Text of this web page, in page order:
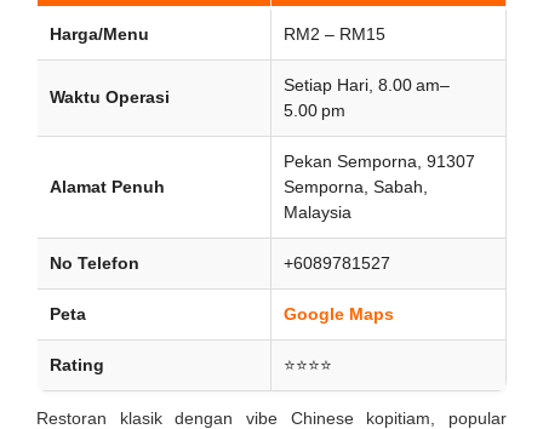
Harga/Menu RM2 – RM15
Waktu Operasi
Setiap Hari, 8.00 am–
5.00 pm
Alamat Penuh
Pekan Semporna, 91307
Semporna, Sabah,
Malaysia
No Telefon +6089781527
Peta Google Maps
Rating ⭐⭐⭐⭐
Restoran klasik dengan vibe Chinese kopitiam, popular